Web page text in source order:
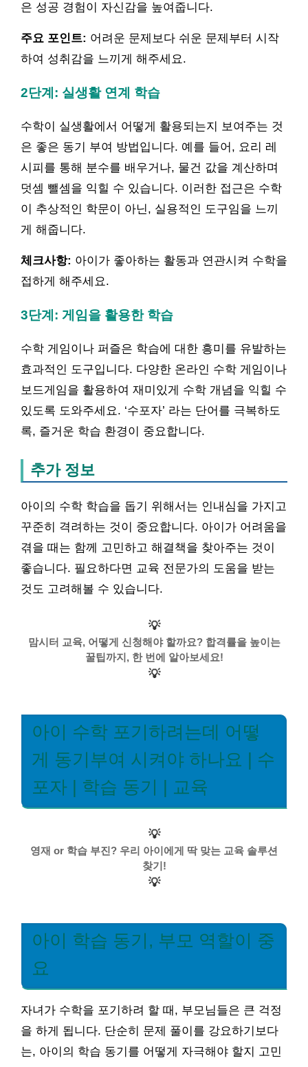
은 성공 경험이 자신감을 높여줍니다.
주요 포인트: 어려운 문제보다 쉬운 문제부터 시작
하여 성취감을 느끼게 해주세요.
2단계: 실생활 연계 학습
수학이 실생활에서 어떻게 활용되는지 보여주는 것
은 좋은 동기 부여 방법입니다. 예를 들어, 요리 레
시피를 통해 분수를 배우거나, 물건 값을 계산하며
덧셈 뺄셈을 익힐 수 있습니다. 이러한 접근은 수학
이 추상적인 학문이 아닌, 실용적인 도구임을 느끼
게 해줍니다.
체크사항: 아이가 좋아하는 활동과 연관시켜 수학을
접하게 해주세요.
3단계: 게임을 활용한 학습
수학 게임이나 퍼즐은 학습에 대한 흥미를 유발하는
효과적인 도구입니다. 다양한 온라인 수학 게임이나
보드게임을 활용하여 재미있게 수학 개념을 익힐 수
있도록 도와주세요. ‘수포자’ 라는 단어를 극복하도
록, 즐거운 학습 환경이 중요합니다.
추가 정보
아이의 수학 학습을 돕기 위해서는 인내심을 가지고
꾸준히 격려하는 것이 중요합니다. 아이가 어려움을
겪을 때는 함께 고민하고 해결책을 찾아주는 것이
좋습니다. 필요하다면 교육 전문가의 도움을 받는
것도 고려해볼 수 있습니다.
💡
맘시터 교육, 어떻게 신청해야 할까요? 합격률을 높이는
꿀팁까지, 한 번에 알아보세요!
💡
아이 수학 포기하려는데 어떻
게 동기부여 시켜야 하나요 | 수
포자 | 학습 동기 | 교육
💡
영재 or 학습 부진? 우리 아이에게 딱 맞는 교육 솔루션
찾기!
💡
아이 학습 동기, 부모 역할이 중
요
자녀가 수학을 포기하려 할 때, 부모님들은 큰 걱정
을 하게 됩니다. 단순히 문제 풀이를 강요하기보다
는, 아이의 학습 동기를 어떻게 자극해야 할지 고민